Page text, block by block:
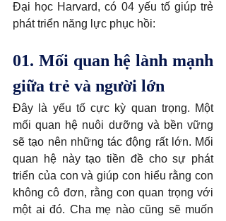
Đại học Harvard, có 04 yếu tố giúp trẻ
phát triển năng lực phục hồi:
01. Mối quan hệ lành mạnh
giữa trẻ và người lớn
Đây là yếu tố cực kỳ quan trọng. Một
mối quan hệ nuôi dưỡng và bền vững
sẽ tạo nên những tác động rất lớn. Mối
quan hệ này tạo tiền đề cho sự phát
triển của con và giúp con hiểu rằng con
không cô đơn, rằng con quan trọng với
một ai đó. Cha mẹ nào cũng sẽ muốn